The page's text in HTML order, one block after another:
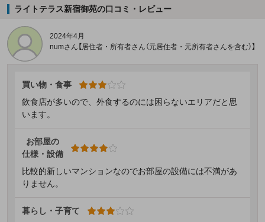
ライトテラス新宿御苑の口コミ・レビュー
2024年4月
numさん【居住者・所有者さん（元居住者・元所有者さんを含む）】
買い物・食事
飲食店が多いので、外食するのには困らないエリアだと思
います。
お部屋の
仕様・設備
比較的新しいマンションなのでお部屋の設備には不満があ
りません。
暮らし・子育て